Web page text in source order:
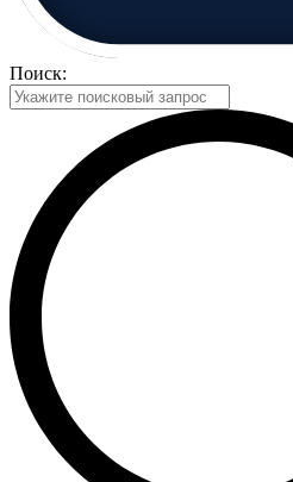
Поиск: